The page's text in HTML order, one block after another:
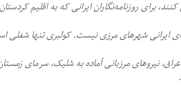
برای روزنامه‌نگاران ایرانی که به اقلیم
ایرانی شهر‌های مرزی نیست. کولبری تنها شغلی
از زمان جنگ ۸ ساله با عراق، نیروهای مرزبانی آماده به